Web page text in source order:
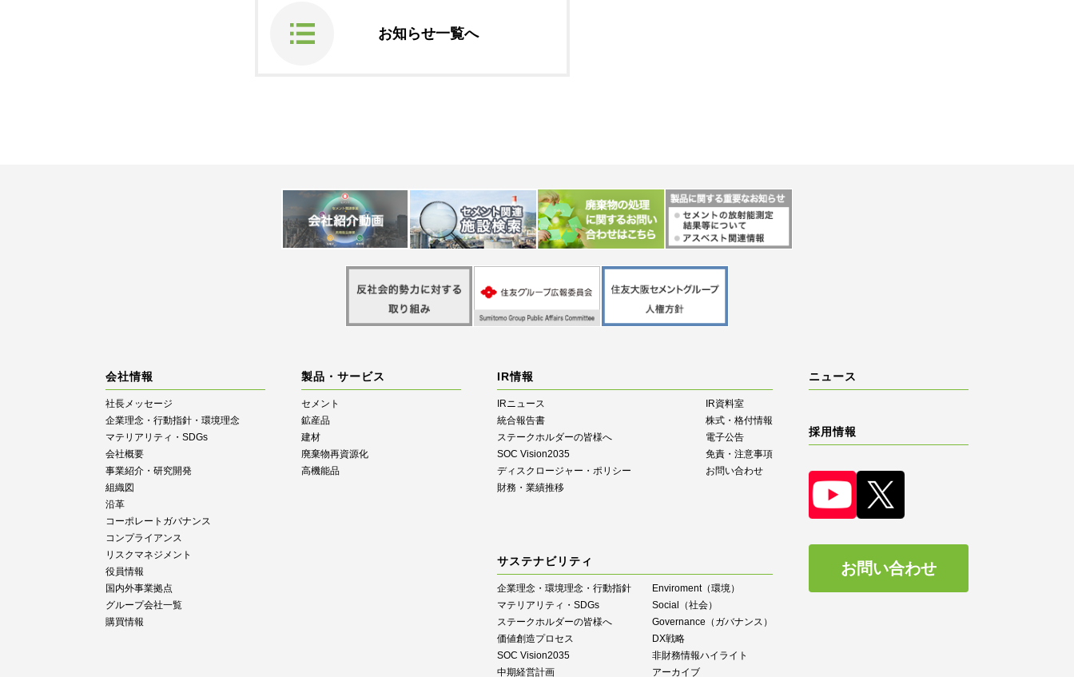
お知らせ一覧へ
会社情報
社長メッセージ
企業理念・行動指針・環境理念
マテリアリティ・SDGs
会社概要
事業紹介・研究開発
組織図
沿革
コーポレートガバナンス
コンプライアンス
リスクマネジメント
役員情報
国内外事業拠点
グループ会社一覧
購買情報
製品・サービス
セメント
鉱産品
建材
廃棄物再資源化
高機能品
IR情報
IRニュース
統合報告書
ステークホルダーの皆様へ
SOC Vision2035
ディスクロージャー・ポリシー
財務・業績推移
IR資料室
株式・格付情報
電子公告
免責・注意事項
お問い合わせ
サステナビリティ
企業理念・環境理念・行動指針
マテリアリティ・SDGs
ステークホルダーの皆様へ
価値創造プロセス
SOC Vision2035
中期経営計画
Enviroment（環境）
Social（社会）
Governance（ガバナンス）
DX戦略
⾮財務情報ハイライト
アーカイブ
ニュース
採用情報
お問い合わせ